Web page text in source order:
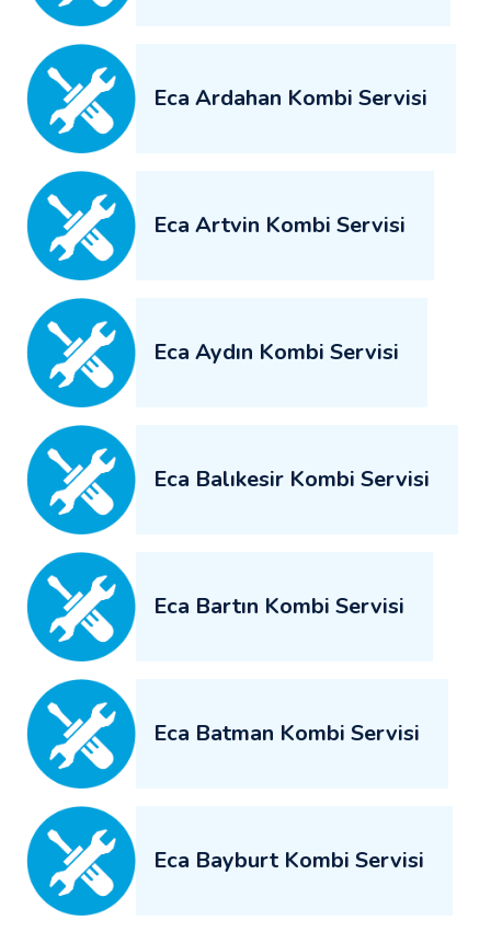
Eca Ardahan Kombi Servisi
Eca Artvin Kombi Servisi
Eca Aydın Kombi Servisi
Eca Balıkesir Kombi Servisi
Eca Bartın Kombi Servisi
Eca Batman Kombi Servisi
Eca Bayburt Kombi Servisi